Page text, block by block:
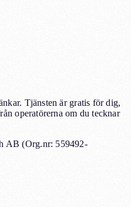
Tjänsten är gratis för dig,
operatörerna om du tecknar
AB (Org.nr: 559492-